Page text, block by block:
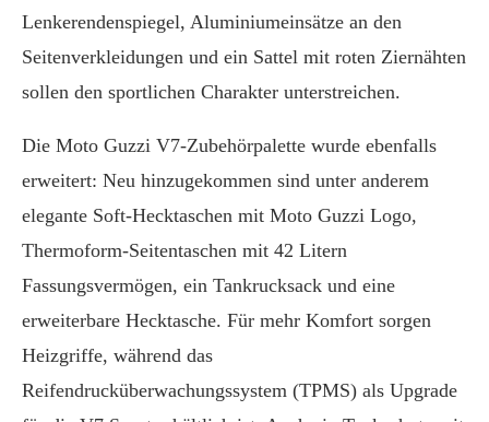
Lenkerendenspiegel, Aluminiumeinsätze an den
Seitenverkleidungen und ein Sattel mit roten Ziernähten
sollen den sportlichen Charakter unterstreichen.
Die Moto Guzzi V7-Zubehörpalette wurde ebenfalls
erweitert: Neu hinzugekommen sind unter anderem
elegante Soft-Hecktaschen mit Moto Guzzi Logo,
Thermoform-Seitentaschen mit 42 Litern
Fassungsvermögen, ein Tankrucksack und eine
erweiterbare Hecktasche. Für mehr Komfort sorgen
Heizgriffe, während das
Reifendrucküberwachungssystem (TPMS) als Upgrade